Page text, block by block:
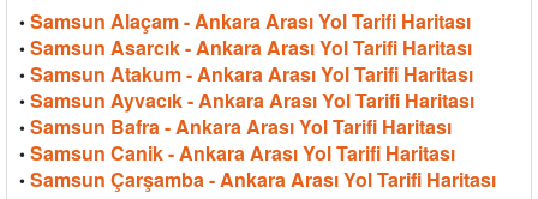
• Samsun Alaçam - Ankara Arası Yol Tarifi Haritası
• Samsun Asarcık - Ankara Arası Yol Tarifi Haritası
• Samsun Atakum - Ankara Arası Yol Tarifi Haritası
• Samsun Ayvacık - Ankara Arası Yol Tarifi Haritası
• Samsun Bafra - Ankara Arası Yol Tarifi Haritası
• Samsun Canik - Ankara Arası Yol Tarifi Haritası
• Samsun Çarşamba - Ankara Arası Yol Tarifi Haritası